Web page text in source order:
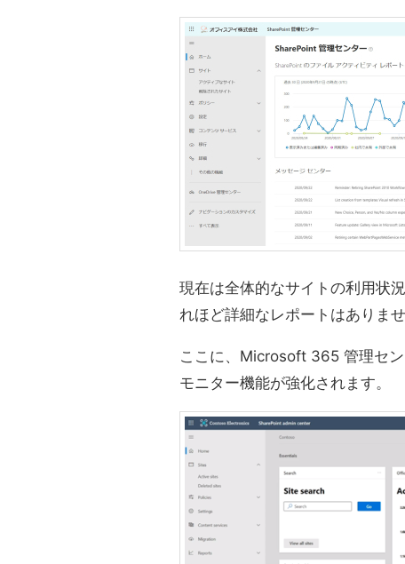
現在は全体的なサイトの利用状
れほど詳細なレポートはありませ
ここに、Microsoft 365 管理セン
モニター機能が強化されます。